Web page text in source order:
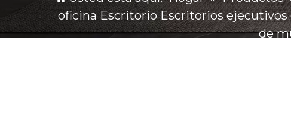
oficina Escritorio Escritorios ejecutivos
de